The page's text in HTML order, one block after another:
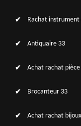
Rachat instrument
Antiquaire 33
Achat rachat
Brocanteur 33
Achat rachat